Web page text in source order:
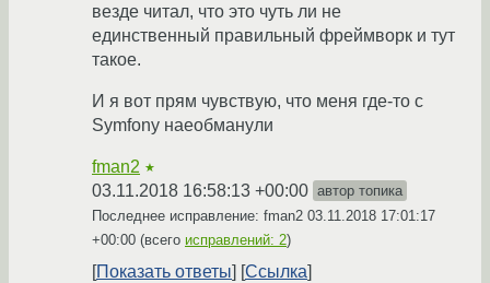
везде читал, что это чуть ли не
единственный правильный фреймворк и тут
такое.
И я вот прям чувствую, что меня где-то с
Symfony наеобманули
fman2 ★
03.11.2018 16:58:13 +00:00 автор топика
Последнее исправление: fman2 03.11.2018 17:01:17
+00:00 (всего исправлений: 2)
Показать ответы Ссылка